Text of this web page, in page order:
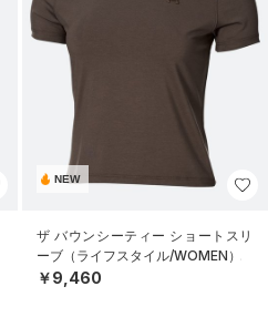
NEW
ザ バウンシーティー ショートスリ
ーブ（ライフスタイル/WOMEN）
￥9,460